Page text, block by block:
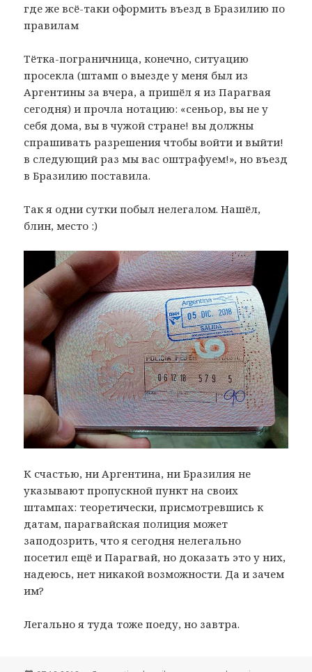
где же всё-таки оформить въезд в Бразилию по
правилам
Тётка-пограничница, конечно, ситуацию
просекла (штамп о выезде у меня был из
Аргентины за вчера, а пришёл я из Парагвая
сегодня) и прочла нотацию: «сеньор, вы не у
себя дома, вы в чужой стране! вы должны
спрашивать разрешения чтобы войти и выйти!
в следующий раз мы вас оштрафуем!», но въезд
в Бразилию поставила.
Так я одни сутки побыл нелегалом. Нашёл,
блин, место :)
К счастью, ни Аргентина, ни Бразилия не
указывают пропускной пункт на своих
штампах: теоретически, присмотревшись к
датам, парагвайская полиция может
заподозрить, что я сегодня нелегально
посетил ещё и Парагвай, но доказать это у них,
надеюсь, нет никакой возможности. Да и зачем
им?
Легально я туда тоже поеду, но завтра.